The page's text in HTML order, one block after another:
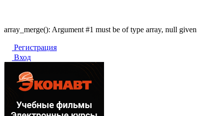
array_merge(): Argument #1 must be of type array, null given
Регистрация
Вход